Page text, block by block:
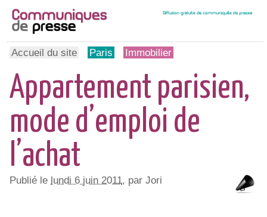
Accueil du site Paris Immobilier
Appartement parisien,
mode d’emploi de
l’achat
Publié le lundi 6 juin 2011, par Jori